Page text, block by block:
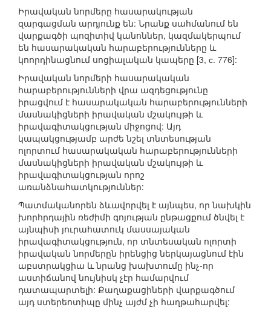
Իրավական նորմերը հասարակության
զարգացման արդյունք են: Նրանք սահմանում են
վարքագծի պոզիտիվ կանոններ, կազմակերպում
են հասարակական հարաբերությունները և
կոորդինացնում սոցիալական կապերը [3, с. 776]:
Իրավական նորմերի հասարակական
հարաբերությունների վրա ազդեցությունը
իրացվում է հասարակական հարաբերությունների
մասնակիցների իրավական մշակույթի և
իրավագիտակցության միջոցով: Այդ
կապակցությամբ արժե նշել տնտեսության
ոլորտում հասարակական հարաբերությունների
մասնակիցների իրավական մշակույթի և
իրավագիտակցության որոշ
առանձնահատկություններ:
Պատմականորեն ձևավորվել է այնպես, որ նախկին
խորհրդային ռեժիմի գոյության ընթացքում ծնվել է
այնպիսի յուրահատուկ մասսայական
իրավագիտակցություն, որ տնտեսական ոլորտի
իրավական նորմերըն իրենցից ներկայացնում էին
աբստրակցիա և նրանց խախտումը ինչ-որ
աստիճանով նույնիսկ չէր համարվում
դատապարտելի: Քաղաքացիների վարքագծում
այդ ստերեոտիպը մինչ այժմ չի հաղթահարվել: